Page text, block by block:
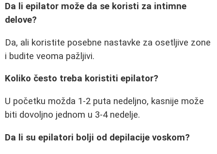
Da li epilator može da se koristi za intimne
delove?
Da, ali koristite posebne nastavke za osetljive zone
i budite veoma pažljivi.
Koliko često treba koristiti epilator?
U početku možda 1-2 puta nedeljno, kasnije može
biti dovoljno jednom u 3-4 nedelje.
Da li su epilatori bolji od depilacije voskom?